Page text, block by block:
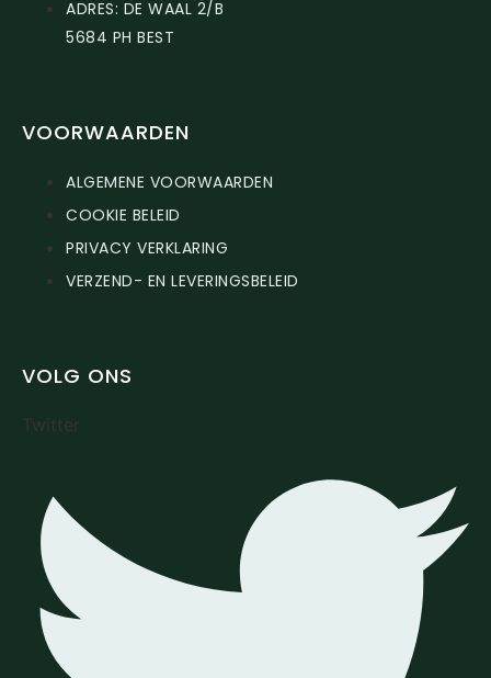
ADRES: DE WAAL 2/B
5684 PH BEST
VOORWAARDEN
ALGEMENE VOORWAARDEN
COOKIE BELEID
PRIVACY VERKLARING
VERZEND- EN LEVERINGSBELEID
VOLG ONS
Twitter